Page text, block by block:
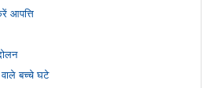
आपत्ति
बच्चे घटे